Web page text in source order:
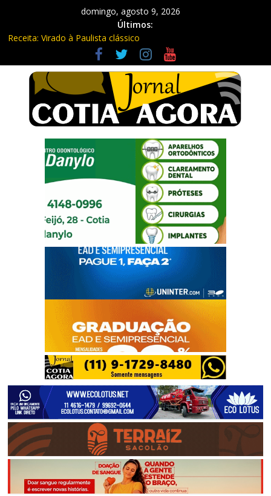
domingo, agosto 9, 2026
Últimos:
Receita: Virado à Paulista clássico
Ladrão de farmácia e procurado por maus-tratos são presos em
Vargem Grande Paulista
Cine Sustentável traz cinema ao ar livre e educação ambiental
para Vargem Grande
WhatsApp vai parar de funcionar em vários celulares antigos em
setembro